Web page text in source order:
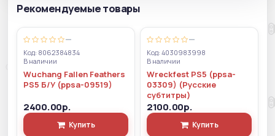
Рекомендуемые товары
—
Код: 8062384834
В наличии
Wuchang Fallen Feathers
PS5 Б/У (ppsa-09519)
2400.00р.
Купить
—
Код: 4030983998
В наличии
Wreckfest PS5 (ppsa-
03309) (Русские
субтитры)
2100.00р.
Купить